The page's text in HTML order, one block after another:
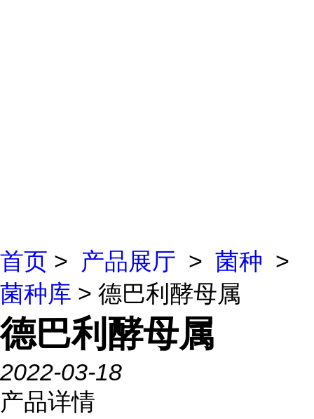
首页 > 产品展厅 > 菌种 >
菌种库 > 德巴利酵母属
德巴利酵母属
2022-03-18
产品详情